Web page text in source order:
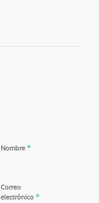
Nombre *
Correo
electrónico *